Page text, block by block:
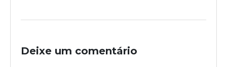
Deixe um comentário